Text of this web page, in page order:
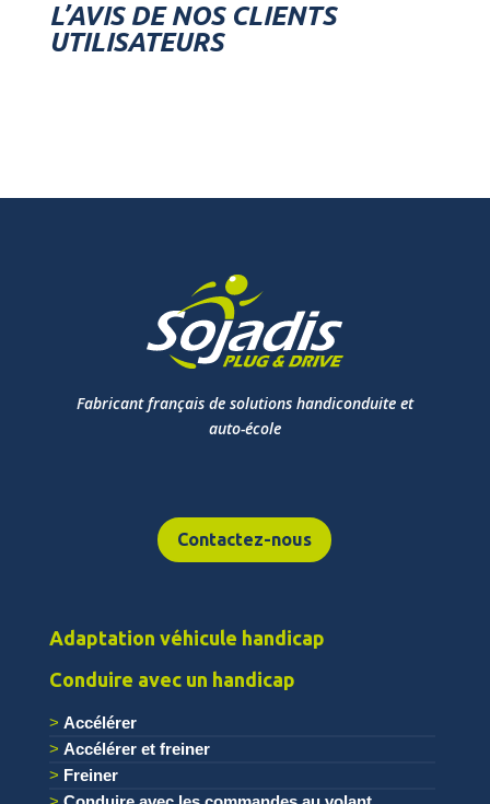
L’AVIS DE NOS CLIENTS
UTILISATEURS
Fabricant français de solutions handiconduite et
auto-école
Contactez-nous
Adaptation véhicule handicap
Conduire avec un handicap
Accélérer
Accélérer et freiner
Freiner